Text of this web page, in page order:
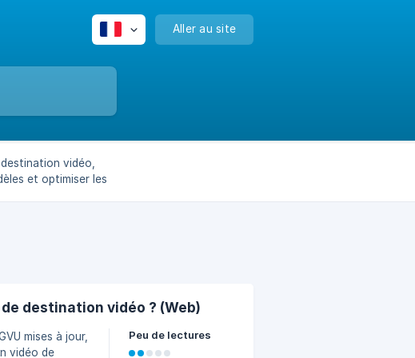
Aller au site
vidéo,
et optimiser les
destination vidéo ? (Web)
Peu de lectures